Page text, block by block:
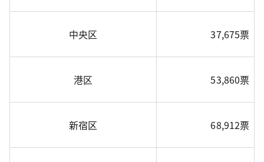
中央区 37,675票
港区 53,860票
新宿区 68,912票